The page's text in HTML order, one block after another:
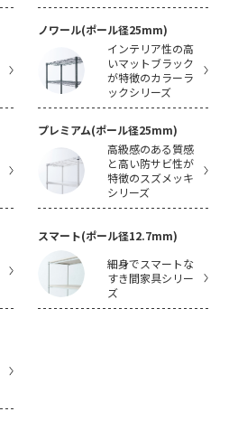
ノワール(ポール径25mm)
インテリア性の高
いマットブラック
が特徴のカラーラ
ックシリーズ
プレミアム(ポール径25mm)
高級感のある質感
と高い防サビ性が
特徴のスズメッキ
シリーズ
スマート(ポール径12.7mm)
細身でスマートな
すき間家具シリー
ズ